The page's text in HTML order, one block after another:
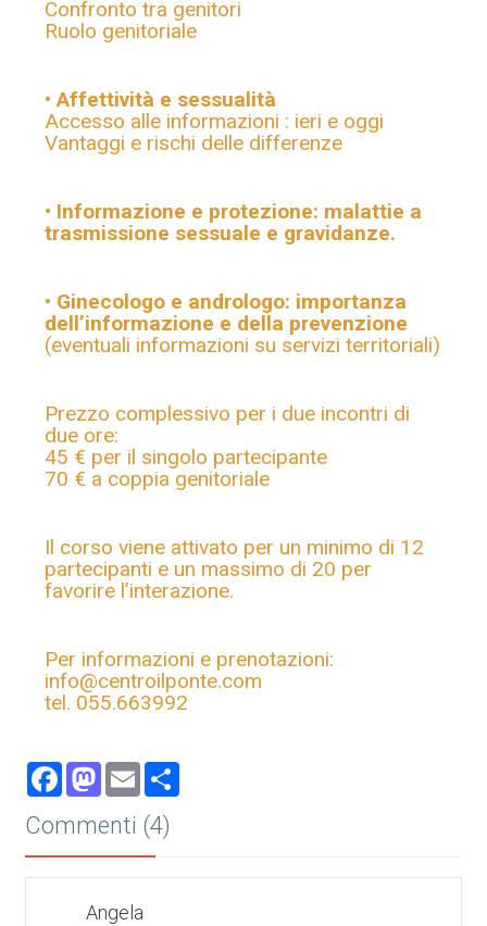
Confronto tra genitori
Ruolo genitoriale
• Affettività e sessualità
Accesso alle informazioni : ieri e oggi
Vantaggi e rischi delle differenze
• Informazione e protezione: malattie a
trasmissione sessuale e gravidanze.
• Ginecologo e andrologo: importanza
dell’informazione e della prevenzione
(eventuali informazioni su servizi territoriali)
Prezzo complessivo per i due incontri di
due ore:
45 € per il singolo partecipante
70 € a coppia genitoriale
Il corso viene attivato per un minimo di 12
partecipanti e un massimo di 20 per
favorire l’interazione.
Per informazioni e prenotazioni:
info@centroilponte.com
tel. 055.663992
Facebook
Mastodon
Email
Commenti (4)
Angela